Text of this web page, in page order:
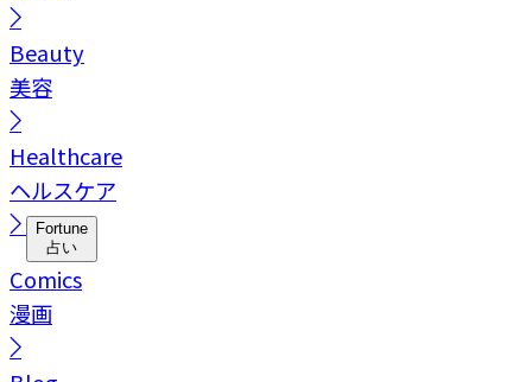
Beauty
美容
Healthcare
ヘルスケア
Fortune
占い
Comics
漫画